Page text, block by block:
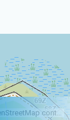
Map data © OpenStreetMap contributors, CC-BY-SA